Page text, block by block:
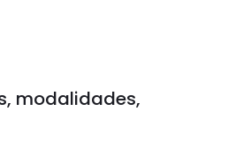
modalidades,